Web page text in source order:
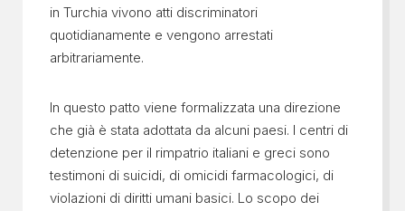
in Turchia vivono atti discriminatori
quotidianamente e vengono arrestati
arbitrariamente.
In questo patto viene formalizzata una direzione
che già è stata adottata da alcuni paesi. I centri di
detenzione per il rimpatrio italiani e greci sono
testimoni di suicidi, di omicidi farmacologici, di
violazioni di diritti umani basici. Lo scopo dei